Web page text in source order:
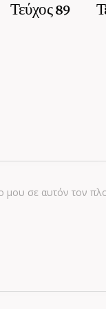
Τεύχος 89
μου σε αυτόν τον